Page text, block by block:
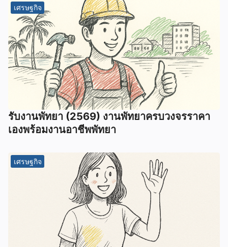
เศรษฐกิจ
รับงานพัทยา (2569) ️งานพัทยาครบวงจรราคา
เองพร้อมงานอาชีพพัทยา
เศรษฐกิจ